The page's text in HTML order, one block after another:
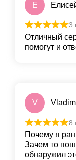
Е
3
Отличный
помогут и
V
8
Почему я
Зачем то
обнаружил